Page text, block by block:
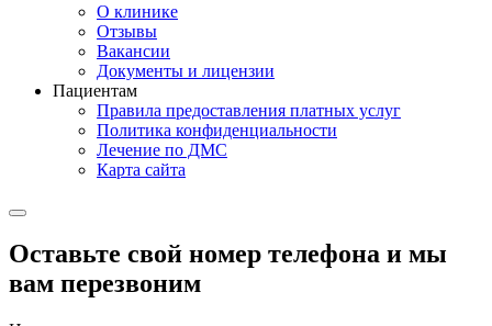
О клинике
Отзывы
Вакансии
Документы и лицензии
Пациентам
Правила предоставления платных услуг
Политика конфиденциальности
Лечение по ДМС
Карта сайта
Оставьте свой номер телефона и мы
вам перезвоним